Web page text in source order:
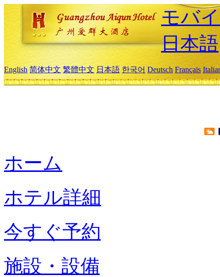
モバ
日本語
English 简体中文 繁體中文 日本語 한국어 Deutsch Français
ホーム
ホテル詳細
今すぐ予約
施設・設備